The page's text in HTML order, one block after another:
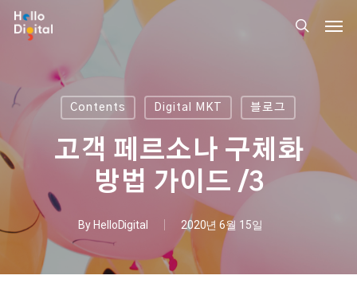
Skip
search
Contents Digital MKT 블로그
고객 페르소나 구체화
방법 가이드 /3
By HelloDigital 2020년 6월 15일